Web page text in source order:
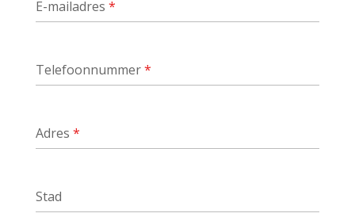
E-mailadres *
Telefoonnummer*
Adres *
Stad